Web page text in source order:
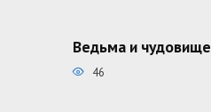
Ведьма и чудовище
46